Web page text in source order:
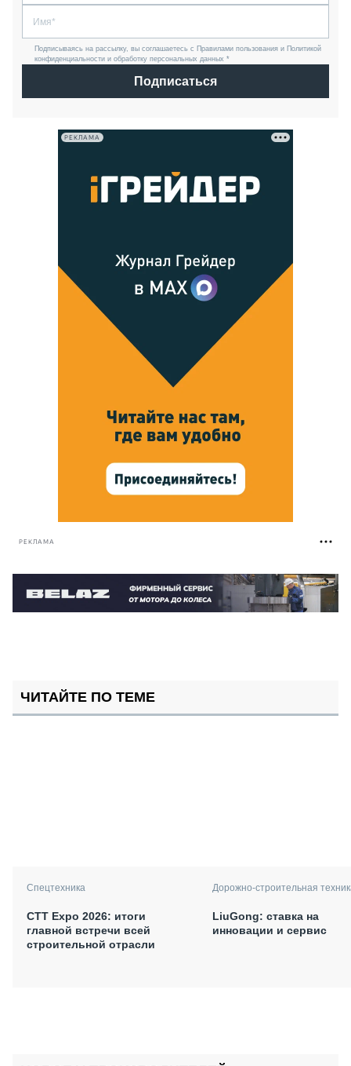
Подписываясь на рассылку, вы соглашаетесь с Правилами пользования и Политикой
конфиденциальности и обработку персональных данных *
Подписаться
РЕКЛАМА
РЕКЛАМА
ЧИТАЙТЕ ПО ТЕМЕ
Спецтехника
СТТ Expo 2026: итоги
главной встречи всей
строительной отрасли
Дорожно-строительная
LiuGong: ставка на
инновации и сервис